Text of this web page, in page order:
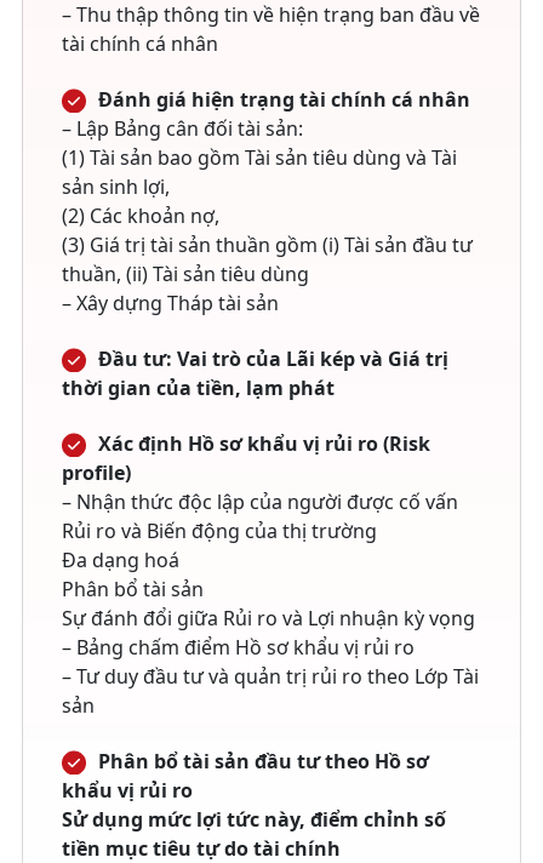
– Thu thập thông tin về hiện trạng ban đầu về
tài chính cá nhân
Đánh giá hiện trạng tài chính cá nhân
– Lập Bảng cân đối tài sản:
(1) Tài sản bao gồm Tài sản tiêu dùng và Tài
sản sinh lợi,
(2) Các khoản nợ,
(3) Giá trị tài sản thuần gồm (i) Tài sản đầu tư
thuần, (ii) Tài sản tiêu dùng
– Xây dựng Tháp tài sản
Đầu tư: Vai trò của Lãi kép và Giá trị
thời gian của tiền, lạm phát
Xác định Hồ sơ khẩu vị rủi ro (Risk
profile)
– Nhận thức độc lập của người được cố vấn
Rủi ro và Biến động của thị trường
Đa dạng hoá
Phân bổ tài sản
Sự đánh đổi giữa Rủi ro và Lợi nhuận kỳ vọng
– Bảng chấm điểm Hồ sơ khẩu vị rủi ro
– Tư duy đầu tư và quản trị rủi ro theo Lớp Tài
sản
Phân bổ tài sản đầu tư theo Hồ sơ
khẩu vị rủi ro
Sử dụng mức lợi tức này, điểm chỉnh số
tiền mục tiêu tự do tài chính